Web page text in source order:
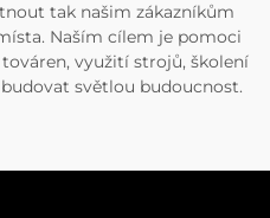
tak našim zákazníkům
Naším cílem je pomoci
využití strojů, školení
světlou budoucnost.